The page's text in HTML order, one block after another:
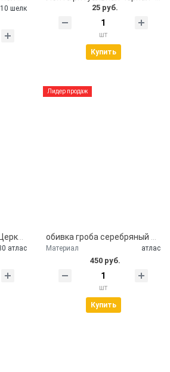
шелк 25 руб.
шт
Купить
атлас
Лидер продаж
Материал атлас
450 руб.
шт
Купить